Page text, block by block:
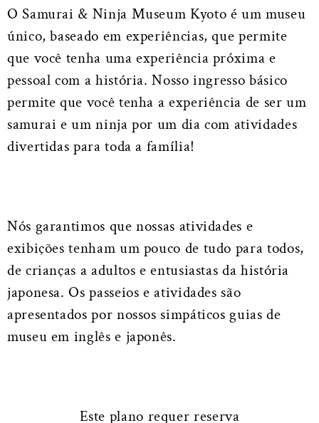
O Samurai & Ninja Museum Kyoto é um museu
único, baseado em experiências, que permite
que você tenha uma experiência próxima e
pessoal com a história. Nosso ingresso básico
permite que você tenha a experiência de ser um
samurai e um ninja por um dia com atividades
divertidas para toda a família!
Nós garantimos que nossas atividades e
exibições tenham um pouco de tudo para todos,
de crianças a adultos e entusiastas da história
japonesa. Os passeios e atividades são
apresentados por nossos simpáticos guias de
museu em inglês e japonês.
Este plano requer reserva